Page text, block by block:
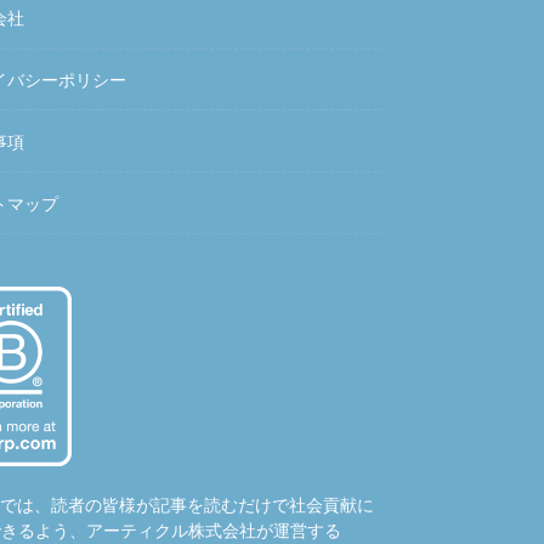
社
バシーポリシー
項
マップ
は、読者の皆様が記事を読むだけで社会貢献に
るよう、アーティクル株式会社が運営する